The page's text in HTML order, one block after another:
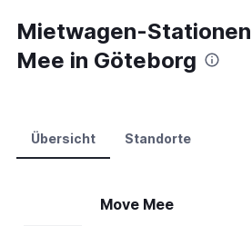
to
120.
Mietwagen-
Mee in Göteborg
Übersicht Standorte
Move Mee